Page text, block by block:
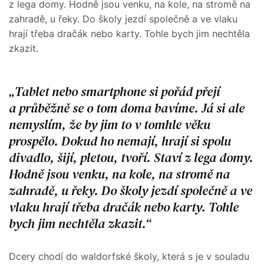
z lega domy. Hodně jsou venku, na kole, na stromě na
zahradě, u řeky. Do školy jezdí společně a ve vlaku
hrají třeba dračák nebo karty. Tohle bych jim nechtěla
zkazit.
Tablet nebo smartphone si pořád přejí
a průběžně se o tom doma bavíme. Já si ale
nemyslím, že by jim to v tomhle věku
prospělo. Dokud ho nemají, hrají si spolu
divadlo, šijí, pletou, tvoří. Staví z lega domy.
Hodně jsou venku, na kole, na stromě na
zahradě, u řeky. Do školy jezdí společně a ve
vlaku hrají třeba dračák nebo karty. Tohle
bych jim nechtěla zkazit.
Dcery chodí do waldorfské školy, která s je v souladu